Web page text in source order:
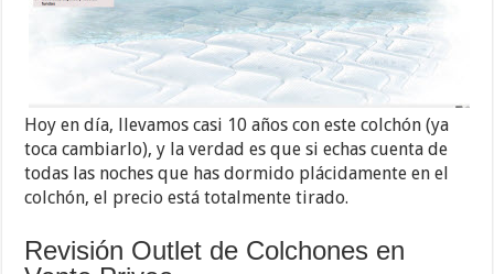
Hoy en día, llevamos casi 10 años con este colchón (ya
toca cambiarlo), y la verdad es que si echas cuenta de
todas las noches que has dormido plácidamente en el
colchón, el precio está totalmente tirado.
Revisión Outlet de Colchones en